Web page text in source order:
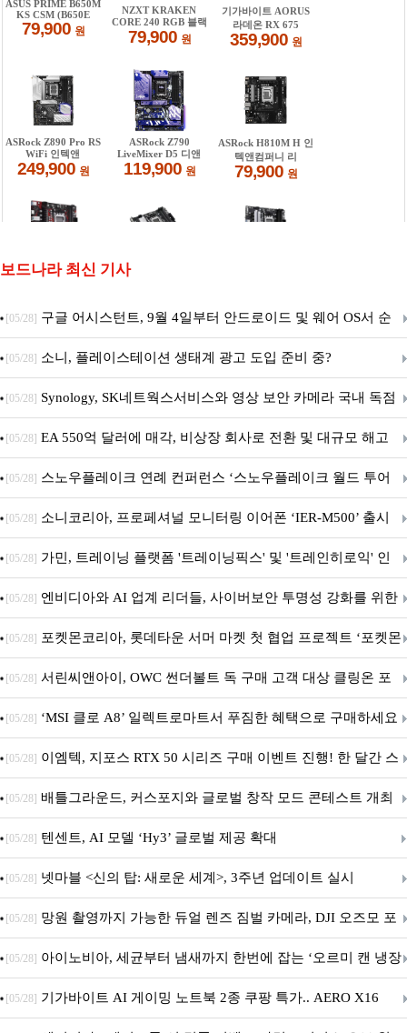
보드나라 최신 기사
[05/28] 구글 어시스턴트, 9월 4일부터 안드로이드 및 웨어 OS서 순
차 서비스 종료
[05/28] 소니, 플레이스테이션 생태계 광고 도입 준비 중?
[05/28] Synology, SK네트웍스서비스와 영상 보안 카메라 국내 독점
판매 파트너십 체결
[05/28] EA 550억 달러에 매각, 비상장 회사로 전환 및 대규모 해고
전망
[05/28] 스노우플레이크 연례 컨퍼런스 ‘스노우플레이크 월드 투어
서울’ 개최
[05/28] 소니코리아, 프로페셔널 모니터링 이어폰 ‘IER-M500’ 출시
[05/28] 가민, 트레이닝 플랫폼 '트레이닝픽스' 및 '트레인히로익' 인
수로 선수와 코치에 맞춤형 훈련 지원 확대
[05/28] 엔비디아와 AI 업계 리더들, 사이버보안 투명성 강화를 위한
SAFE 가이드라인 제안
[05/28] 포켓몬코리아, 롯데타운 서머 마켓 첫 협업 프로젝트 ‘포켓몬
별빛낙원’ 개최
[05/28] 서린씨앤아이, OWC 썬더볼트 독 구매 고객 대상 클링온 포
트 고정 홀더 증정 이벤트 앵콜 연장 진행
[05/28] ‘MSI 클로 A8’ 일렉트로마트서 푸짐한 혜택으로 구매하세요
[05/28] 이엠텍, 지포스 RTX 50 시리즈 구매 이벤트 진행! 한 달간 스
팀 월렛부터 PALIT 지포스 RTX 5060 DUAL까지 증정
[05/28] 배틀그라운드, 커스포지와 글로벌 창작 모드 콘테스트 개최
[05/28] 텐센트, AI 모델 ‘Hy3’ 글로벌 제공 확대
[05/28] 넷마블 <신의 탑: 새로운 세계>, 3주년 업데이트 실시
[05/28] 망원 촬영까지 가능한 듀얼 렌즈 짐벌 카메라, DJI 오즈모 포
켓 4P
[05/28] 아이노비아, 세균부터 냄새까지 한번에 잡는 ‘오르미 캔 냉장
고 살균 탈취기’ 출시
[05/28] 기가바이트 AI 게이밍 노트북 2종 쿠팡 특가.. AERO X16